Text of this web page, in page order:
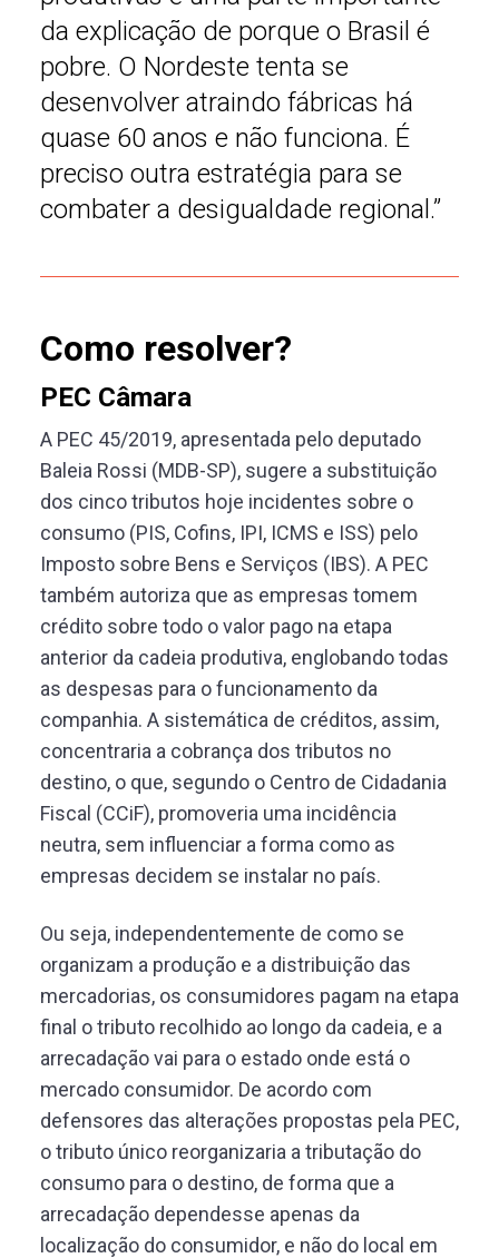
da explicação de porque o Brasil é
pobre. O Nordeste tenta se
desenvolver atraindo fábricas há
quase 60 anos e não funciona. É
preciso outra estratégia para se
combater a desigualdade regional.”
Como resolver?
PEC Câmara
A PEC 45/2019, apresentada pelo deputado
Baleia Rossi (MDB-SP), sugere a substituição
dos cinco tributos hoje incidentes sobre o
consumo (PIS, Cofins, IPI, ICMS e ISS) pelo
Imposto sobre Bens e Serviços (IBS). A PEC
também autoriza que as empresas tomem
crédito sobre todo o valor pago na etapa
anterior da cadeia produtiva, englobando todas
as despesas para o funcionamento da
companhia. A sistemática de créditos, assim,
concentraria a cobrança dos tributos no
destino, o que, segundo o Centro de Cidadania
Fiscal (CCiF), promoveria uma incidência
neutra, sem influenciar a forma como as
empresas decidem se instalar no país.
Ou seja, independentemente de como se
organizam a produção e a distribuição das
mercadorias, os consumidores pagam na etapa
final o tributo recolhido ao longo da cadeia, e a
arrecadação vai para o estado onde está o
mercado consumidor. De acordo com
defensores das alterações propostas pela PEC,
o tributo único reorganizaria a tributação do
consumo para o destino, de forma que a
arrecadação dependesse apenas da
localização do consumidor, e não do local em